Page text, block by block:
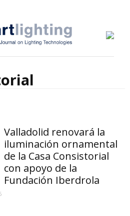
Valladolid renovará la
iluminación ornamental
de la Casa Consistorial
con apoyo de la
Fundación Iberdrola